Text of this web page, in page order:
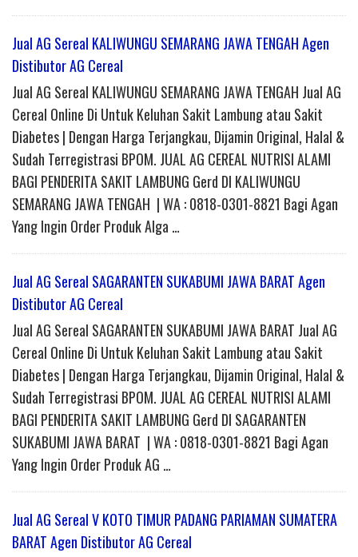
Jual AG Sereal KALIWUNGU SEMARANG JAWA TENGAH Agen
Distibutor AG Cereal
Jual AG Sereal KALIWUNGU SEMARANG JAWA TENGAH Jual AG
Cereal Online Di Untuk Keluhan Sakit Lambung atau Sakit
Diabetes | Dengan Harga Terjangkau, Dijamin Original, Halal &
Sudah Terregistrasi BPOM. JUAL AG CEREAL NUTRISI ALAMI
BAGI PENDERITA SAKIT LAMBUNG Gerd DI KALIWUNGU
SEMARANG JAWA TENGAH | WA : 0818-0301-8821 Bagi Agan
Yang Ingin Order Produk Alga …
Jual AG Sereal SAGARANTEN SUKABUMI JAWA BARAT Agen
Distibutor AG Cereal
Jual AG Sereal SAGARANTEN SUKABUMI JAWA BARAT Jual AG
Cereal Online Di Untuk Keluhan Sakit Lambung atau Sakit
Diabetes | Dengan Harga Terjangkau, Dijamin Original, Halal &
Sudah Terregistrasi BPOM. JUAL AG CEREAL NUTRISI ALAMI
BAGI PENDERITA SAKIT LAMBUNG Gerd DI SAGARANTEN
SUKABUMI JAWA BARAT | WA : 0818-0301-8821 Bagi Agan
Yang Ingin Order Produk AG …
Jual AG Sereal V KOTO TIMUR PADANG PARIAMAN SUMATERA
BARAT Agen Distibutor AG Cereal